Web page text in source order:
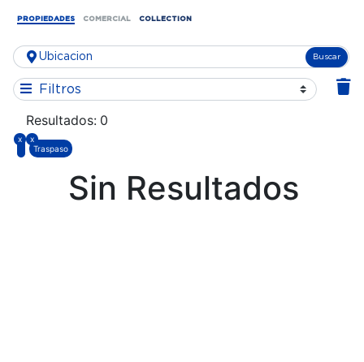
PROPIEDADES COMERCIAL COLLECTION
Buscar
Filtros
Resultados: 0
x
Traspaso
x
Sin Resultados